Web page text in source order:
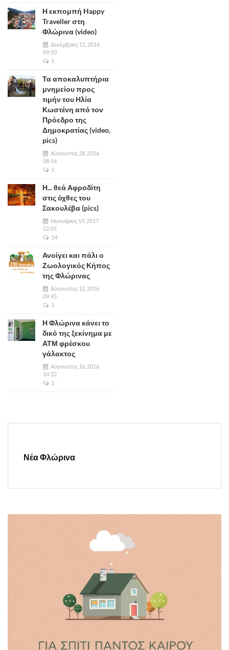
Η εκπομπή Happy
Traveller στη
Φλώρινα (video)
Δεκέμβριος 11, 2016
09:50
1
Τα αποκαλυπτήρια
μνημείου προς
τιμήν του Ηλία
Κωστένη από τον
Πρόεδρο της
Δημοκρατίας (video,
pics)
Αύγουστος 28, 2016
08:56
1
Η... θεά Αφροδίτη
στις όχθες του
Σακουλέβα (pics)
Ιανουάριος 19, 2017
22:05
14
Ανοίγει και πάλι ο
Ζωολογικός Κήπος
της Φλώρινας
Αύγουστος 12, 2016
09:45
1
Η Φλώρινα κάνει το
δικό της ξεκίνημα με
ΑΤΜ φρέσκου
γάλακτος
Αύγουστος 16, 2016
14:22
1
Νέα Φλώρινα